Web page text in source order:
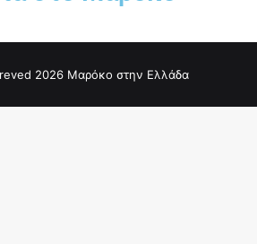
2026 Μαρόκο στην Ελλάδα